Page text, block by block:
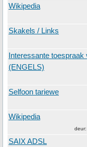
Wikipedia
Skakels / Links
Interessante
(ENGELS)
Selfoon tariewe
Wikipedia
deur:
SAIX ADSL